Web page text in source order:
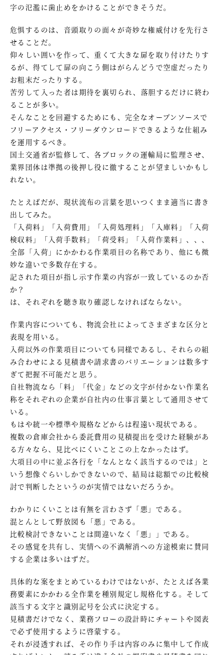
字の氾濫に歯止めをかけることができそうだ。
危惧するのは、音頭取りの面々が奇妙な権威付けを先行さ
せることだ。
仰々しい囲いを作って、重くて大きな扉を取り付けたりす
るが、得てして扉の向こう側はがらんどうで空虚だったり
お粗末だったりする。
苦労して入った者は期待を裏切られ、落胆するだけに終わ
ることが多い。
そんなことを回避するためにも、完全なオープンソースで
フリーアクセス・フリーダウンロードできるような仕組み
を運用するべき。
国土交通省が監修して、各ブロックの運輸局に監理させ、
業界団体は準拠の後押し役に徹することが望ましいかもし
れない。
たとえばだが、現状流布の言葉を思いつくまま適当に書き
出してみた。
「入荷料」「入荷費用」「入荷処理料」「入庫料」「入荷
検収料」「入荷手数料」「荷受料」「入荷作業料」、、、
全部「入荷」にかかわる作業項目の名称であり、他にも微
妙な違いで多数存在する。
記された項目が指し示す作業の内容が一致しているのか否
か？
は、それぞれを聴き取り確認しなければならない。
作業内容についても、物流会社によってさまざまな区分と
表現を用いる。
入荷以外の作業項目についても同様であるし、それらの組
み合わせによる見積書や請求書のバリエーションは数多す
ぎて把握不可能だと思う。
自社物流なら「料」「代金」などの文字が付かない作業名
称をそれぞれの企業が自社内の仕事言葉として通用させて
いる。
もはや統一や標準や規格などからは程遠い現状である。
複数の倉庫会社から委託費用の見積提出を受けた経験があ
る方々なら、見比べにくいことこの上なかったはず。
大項目の中に並ぶ各行を「なんとなく該当するのでは」と
いう想像ぐらいしかできないので、結局は総額での比較検
討で判断したというのが実情ではないだろうか。
わかりにくいことは有無を言わさず「悪」である。
混とんとして野放図も「悪」である。
比較検討できないことは間違いなく「悪」」である。
その感覚を共有し、実情への不満解消への方途模索に賛同
する企業は多いはずだ。
具体的な案をまとめているわけではないが、たとえば各業
務要素にかかわる全作業を種別規定し規格化する。そして
該当する文字と識別記号を公式に決定する。
見積書だけでなく、業務フローの設計時にチャートや図表
で必ず使用するように啓蒙する。
それが浸透すれば、その作り手は内容のみに集中して作成